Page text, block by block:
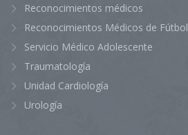
Reconocimientos médicos
Reconocimientos Médicos de Fútbol
Servicio Médico Adolescente
Traumatología
Unidad Cardiología
Urología